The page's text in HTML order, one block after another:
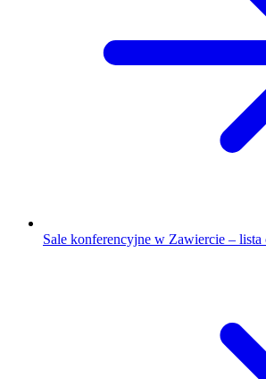
Sale konferencyjne w Zawiercie –